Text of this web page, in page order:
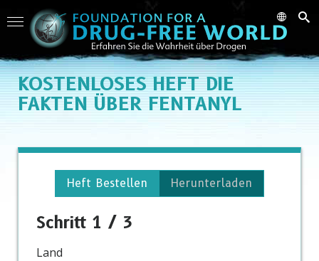
KOSTENLOSES HEFT DIE
FAKTEN ÜBER FENTANYL
Heft Bestellen Herunterladen
Schritt 1 / 3
Land